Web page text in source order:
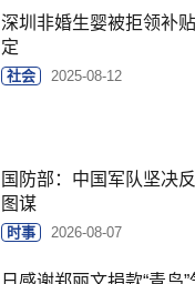
深圳非婚生婴被拒领补
定
社会 2025-08-12
国防部：中国军队坚决
图谋
时事 2026-08-07